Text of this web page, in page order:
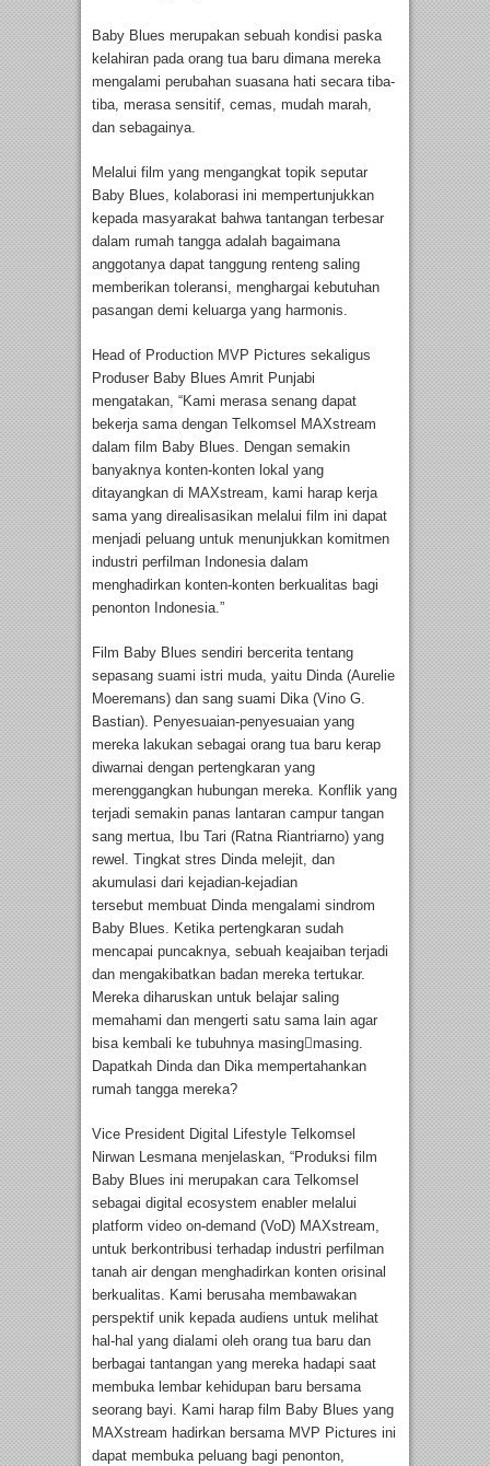
Baby Blues merupakan sebuah kondisi paska
kelahiran pada orang tua baru dimana mereka
mengalami perubahan suasana hati secara tiba-
tiba, merasa sensitif, cemas, mudah marah,
dan sebagainya.
Melalui film yang mengangkat topik seputar
Baby Blues, kolaborasi ini mempertunjukkan
kepada masyarakat bahwa tantangan terbesar
dalam rumah tangga adalah bagaimana
anggotanya dapat tanggung renteng saling
memberikan toleransi, menghargai kebutuhan
pasangan demi keluarga yang harmonis.
Head of Production MVP Pictures sekaligus
Produser Baby Blues Amrit Punjabi
mengatakan, “Kami merasa senang dapat
bekerja sama dengan Telkomsel MAXstream
dalam film Baby Blues. Dengan semakin
banyaknya konten-konten lokal yang
ditayangkan di MAXstream, kami harap kerja
sama yang direalisasikan melalui film ini dapat
menjadi peluang untuk menunjukkan komitmen
industri perfilman Indonesia dalam
menghadirkan konten-konten berkualitas bagi
penonton Indonesia.”
Film Baby Blues sendiri bercerita tentang
sepasang suami istri muda, yaitu Dinda (Aurelie
Moeremans) dan sang suami Dika (Vino G.
Bastian). Penyesuaian-penyesuaian yang
mereka lakukan sebagai orang tua baru kerap
diwarnai dengan pertengkaran yang
merenggangkan hubungan mereka. Konflik yang
terjadi semakin panas lantaran campur tangan
sang mertua, Ibu Tari (Ratna Riantriarno) yang
rewel. Tingkat stres Dinda melejit, dan
akumulasi dari kejadian-kejadian
tersebut membuat Dinda mengalami sindrom
Baby Blues. Ketika pertengkaran sudah
mencapai puncaknya, sebuah keajaiban terjadi
dan mengakibatkan badan mereka tertukar.
Mereka diharuskan untuk belajar saling
memahami dan mengerti satu sama lain agar
bisa kembali ke tubuhnya masing￾masing.
Dapatkah Dinda dan Dika mempertahankan
rumah tangga mereka?
Vice President Digital Lifestyle Telkomsel
Nirwan Lesmana menjelaskan, “Produksi film
Baby Blues ini merupakan cara Telkomsel
sebagai digital ecosystem enabler melalui
platform video on-demand (VoD) MAXstream,
untuk berkontribusi terhadap industri perfilman
tanah air dengan menghadirkan konten orisinal
berkualitas. Kami berusaha membawakan
perspektif unik kepada audiens untuk melihat
hal-hal yang dialami oleh orang tua baru dan
berbagai tantangan yang mereka hadapi saat
membuka lembar kehidupan baru bersama
seorang bayi. Kami harap film Baby Blues yang
MAXstream hadirkan bersama MVP Pictures ini
dapat membuka peluang bagi penonton,